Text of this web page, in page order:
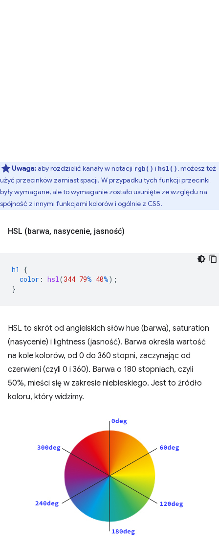
Uwaga:aby rozdzielić kanały w notacji rgb() i hsl(), możesz też
użyć przecinków zamiast spacji. W przypadku tych funkcji przecinki
były wymagane, ale to wymaganie zostało usunięte ze względu na
spójność z innymi funkcjami kolorów i ogólnie z CSS.
HSL (barwa, nasycenie, jasność)
h1
{
color : hsl(344 79% 40%);
}
HSL to skrót od angielskich słów hue (barwa), saturation
(nasycenie) i lightness (jasność). Barwa określa wartość
na kole kolorów, od 0 do 360 stopni, zaczynając od
czerwieni (czyli 0 i 360). Barwa o 180 stopniach, czyli
50%, mieści się w zakresie niebieskiego. Jest to źródło
koloru, który widzimy.